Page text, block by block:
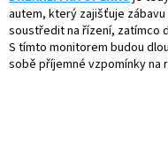
autem, který zajišťuje
soustředit na řízení, zatímco
S tímto monitorem budou
sobě příjemné vzpomínky na